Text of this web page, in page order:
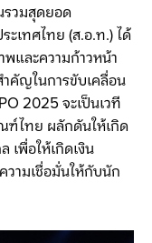
รวมสุดยอด
เทศไทย (ส.อ.ท.) ได้
และความก้าวหน้า
คัญในการขับเคลื่อน
2025 จะเป็นเวที
ฑ์ไทย ผลักดันให้เกิด
เพื่อให้เกิดเงิน
วามเชื่อมั่นให้กับนัก